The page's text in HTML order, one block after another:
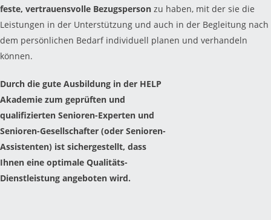
feste, vertrauensvolle Bezugsperson zu haben, mit der sie die
Leistungen in der Unterstützung und auch in der Begleitung nach
dem persönlichen Bedarf individuell planen und verhandeln
können.
Durch die gute Ausbildung in der HELP
Akademie zum geprüften und
qualifizierten Senioren-Experten und
Senioren-Gesellschafter (oder Senioren-
Assistenten) ist sichergestellt, dass
Ihnen eine optimale Qualitäts-
Dienstleistung angeboten wird.